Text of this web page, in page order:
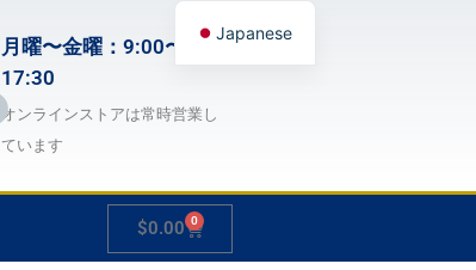
月曜〜金曜：9:00〜
17:30
オンラインストアは常時営業し
ています
$0.00 0
Cart
Japanese
Spanish